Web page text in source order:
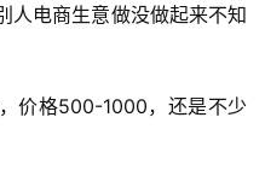
人电商生意做没做起来不知
价格500-1000，还是不少